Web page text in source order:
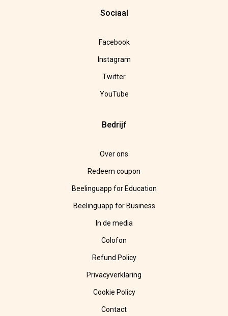
Sociaal
Facebook
Instagram
Twitter
YouTube
Bedrijf
Over ons
Redeem coupon
Beelinguapp for Education
Beelinguapp for Business
In de media
Colofon
Refund Policy
Privacyverklaring
Cookie Policy
Contact